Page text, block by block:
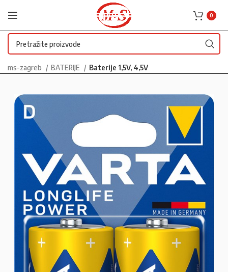
0
ms-zagreb BATERIJE Baterije 1,5V, 4,5V